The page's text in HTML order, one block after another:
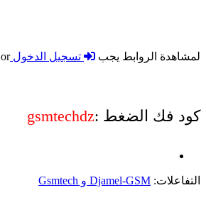
لمشاهدة الروابط يجب تسجيل الدخولor
كود فك الضغط :gsmtechdz
التفاعلات: Djamel-GSM و Gsmtech